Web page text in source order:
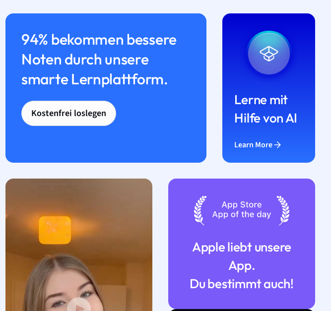
94% bekommen bessere
Noten durch unsere
smarte Lernplattform.
Kostenfrei loslegen
Lerne mit
Hilfe von AI
Learn More
Apple liebt unsere
App.
Du bestimmt auch!